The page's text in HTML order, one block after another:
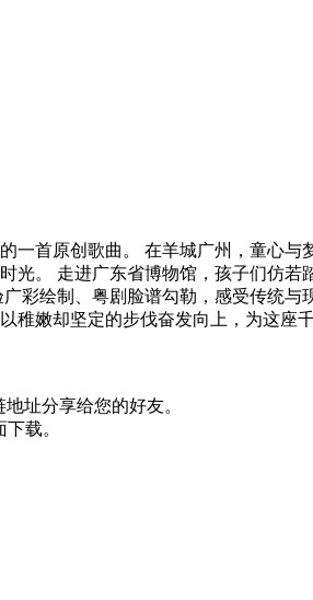
一首原创歌曲。 在羊城广州，童心
光。 走进广东省博物馆，孩子们仿
彩绘制、粤剧脸谱勾勒，感受传统
嫩却坚定的步伐奋发向上，为这座
址分享给您的好友。
载。